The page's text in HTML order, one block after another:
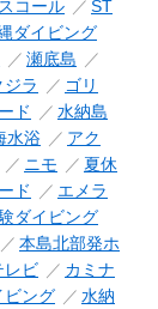
スコール
ST
ダイビング
瀬底島
ラ
ゴリ
ド
水納島
水浴
アク
ニモ
夏休
ド
エメラ
ダイビング
本島北部発ホ
レビ
カミナ
ビング
水納